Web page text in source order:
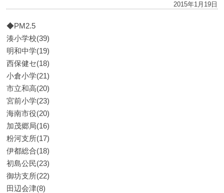
2015年1月19日
◆PM2.5
湊小学校(39)
明和中学(19)
西保健セ(18)
小倉小学(21)
市立和高(20)
宮前小学(23)
海南市役(20)
加茂郷局(16)
粉河支所(17)
伊都総合(18)
初島公民(23)
御坊支所(22)
田辺会津(8)